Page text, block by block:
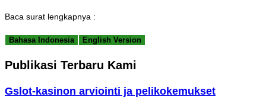
Baca surat lengkapnya :
Bahasa Indonesia English Version
Publikasi Terbaru Kami
Gslot-kasinon arviointi ja pelikokemukset